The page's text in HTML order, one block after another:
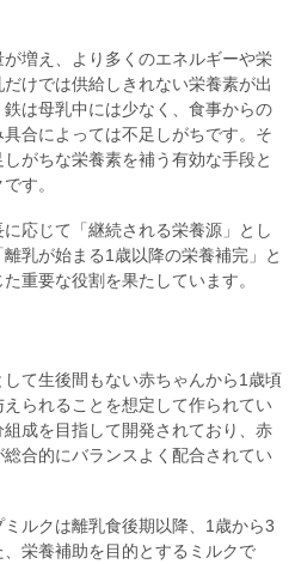
増え、より多くのエネルギーや栄
けでは供給しきれない栄養素が出
は母乳中には少なく、食事からの
合によっては不足しがちです。そ
がちな栄養素を補う有効な手段と
す。
応じて「継続される栄養源」とし
乳が始まる1歳以降の栄養補完」と
重要な役割を果たしています。
て生後間もない赤ちゃんから1歳頃
られることを想定して作られてい
成を目指して開発されており、赤
合的にバランスよく配合されてい
ルクは離乳食後期以降、1歳から3
栄養補助を目的とするミルクで